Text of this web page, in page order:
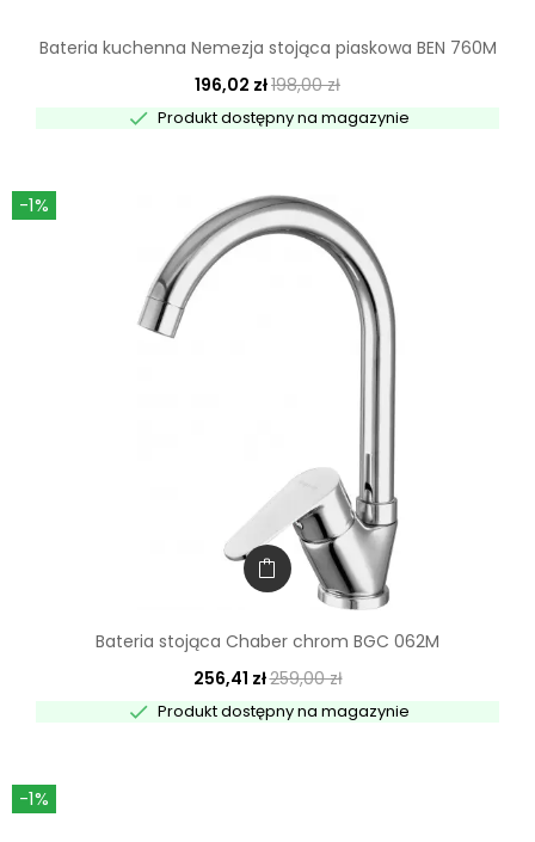
Bateria kuchenna Nemezja stojąca piaskowa BEN 760M
196,02 zł198,00 zł
 Produkt dostępny na magazynie
-1%
Bateria stojąca Chaber chrom BGC 062M
256,41 zł259,00 zł
 Produkt dostępny na magazynie
-1%